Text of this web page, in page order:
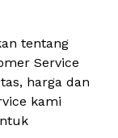
tentang
Service
harga dan
kami